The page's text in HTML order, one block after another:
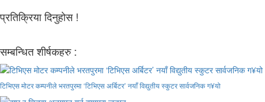
प्रतिक्रिया दिनुहोस !
सम्बन्धित शीर्षकहरु :
टिभिएस मोटर कम्पनीले भरतपुरमा ‘टिभिएस अर्बिटर’ नयाँ विद्युतीय स्कुटर सार्वजनिक ग¥यो